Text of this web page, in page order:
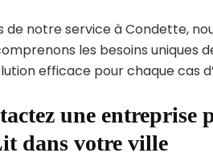
de notre service à Condette,
les besoins
efficace pour chaque cas
une entreprise
dans votre ville